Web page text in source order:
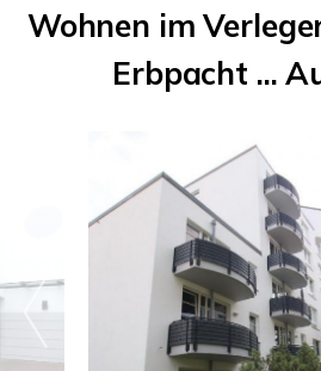
Wohnen im
Erbpacht ...